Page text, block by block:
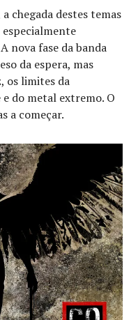
chegada destes temas
nova fase da banda
da espera, mas
os limites da
do metal extremo. O
a começar.